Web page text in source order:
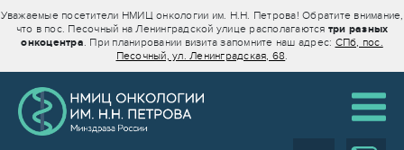
Уважаемые посетители НМИЦ онкологии им. Н.Н. Петрова! Обратите внимание,
что в пос. Песочный на Ленинградской улице располагаются три разных
онкоцентра. При планировании визита запомните наш адрес: СПб, пос.
Песочный, ул. Ленинградская, 68.